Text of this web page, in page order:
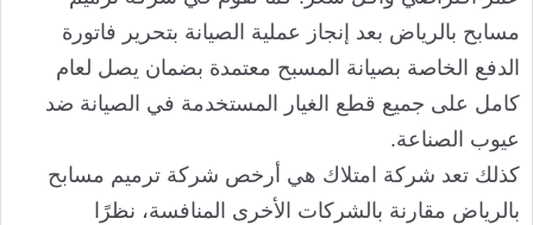
مسابح بالرياض بعد إنجاز عملية الصيانة بتحرير فاتورة
الدفع الخاصة بصيانة المسبح معتمدة بضمان يصل لعام
كامل على جميع قطع الغيار المستخدمة في الصيانة ضد
عيوب الصناعة.
كذلك تعد شركة امتلاك هي أرخص شركة ترميم مسابح
بالرياض مقارنة بالشركات الأخرى المنافسة، نظرًا